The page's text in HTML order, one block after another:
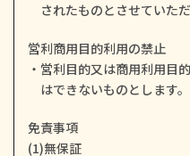
されたものとさせていただ
営利商用目的利用の禁止
営利目的又は商用利用目
はできないものとします。
免責事項
(1)無保証